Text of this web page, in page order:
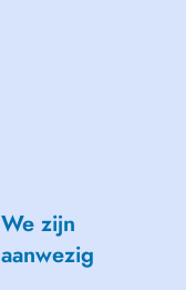
We zijn
aanwezig